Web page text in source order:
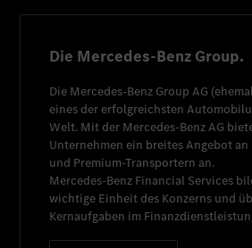
Die Mercedes-Benz Group.
Die Mercedes-Benz Group AG
eines der erfolgreichsten
Welt. Mit der Mercedes-Benz AG
Unternehmen ein breites Angebot
und Premium-Transportern an.
Mercedes-Benz Financial Services
wichtige Einheit des Konzerns und
Kernaufgaben im